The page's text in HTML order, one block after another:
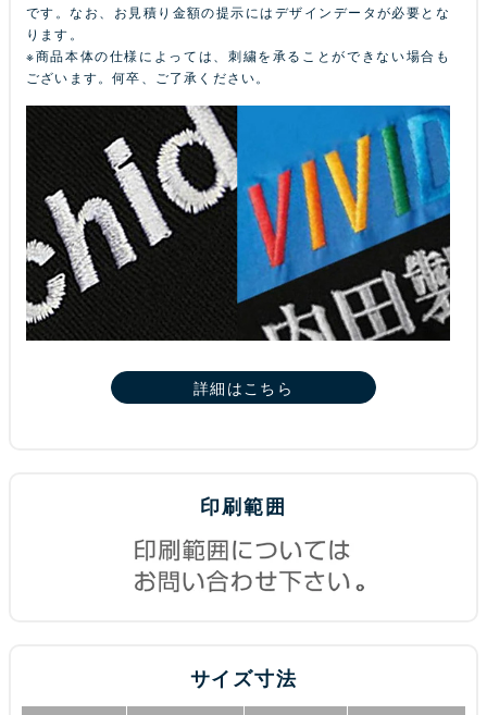
です。なお、お見積り金額の提示にはデザインデータが必要とな
ります。
※商品本体の仕様によっては、刺繍を承ることができない場合も
ございます。何卒、ご了承ください。
詳細はこちら
印刷範囲
サイズ寸法